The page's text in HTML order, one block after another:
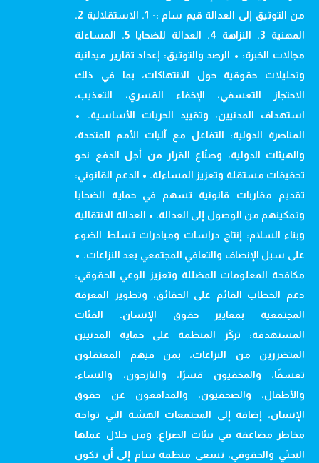
من التوثيق إلى العدالة قيم سام :- 1. الاستقلالية 2.
المهنية 3. النزاهة 4. العدالة للضحايا 5. المساءلة
مجالات الخبرة: • الرصد والتوثيق: إعداد تقارير ميدانية
وتحليلات حقوقية حول الانتهاكات، بما في ذلك
الاحتجاز التعسفي، الإخفاء القسري، التعذيب،
استهداف المدنيين، وتقييد الحريات الأساسية. •
المناصرة الدولية: التفاعل مع آليات الأمم المتحدة،
والهيئات الدولية، وصنّاع القرار من أجل الدفع نحو
تحقيقات مستقلة وتعزيز المساءلة. • الدعم القانوني:
تقديم مقاربات قانونية تسهم في حماية الضحايا
وتمكينهم من الوصول إلى العدالة. • العدالة الانتقالية
وبناء السلام: إنتاج دراسات ومبادرات تسلط الضوء
على سبل الإنصاف والتعافي المجتمعي بعد النزاعات. •
مكافحة المعلومات المضللة وتعزيز الوعي الحقوقي:
دعم الخطاب القائم على الحقائق، وتطوير المعرفة
المجتمعية بمعايير حقوق الإنسان. الفئات
المستهدفة: تركّز المنظمة على حماية المدنيين
المتضررين من النزاعات، بمن فيهم المعتقلون
تعسفًا، والمخفيون قسرًا، والنازحون، والنساء،
والأطفال، والصحفيون، والمدافعون عن حقوق
الإنسان، إضافة إلى المجتمعات الهشة التي تواجه
مخاطر مضاعفة في بيئات الصراع. ومن خلال عملها
البحثي والحقوقي، تسعى منظمة سام إلى أن تكون